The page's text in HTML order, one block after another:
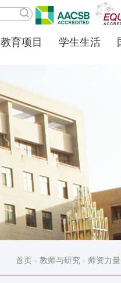
教育项目 学生生活
首页 - 教师与研究 - 师资力量